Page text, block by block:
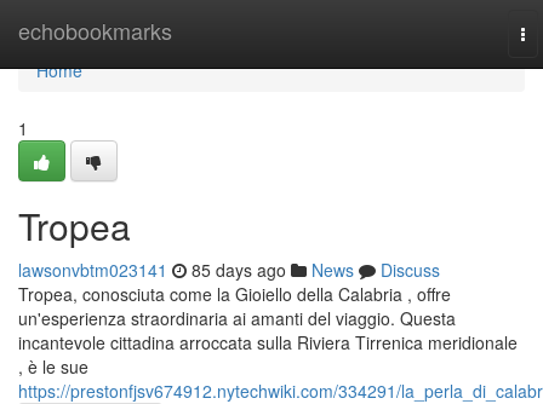
echobookmarks
Home
Home
1
Tropea
lawsonvbtm023141 85 days ago News
Discuss
Tropea, conosciuta come la Gioiello della Calabria , offre
un'esperienza straordinaria ai amanti del viaggio. Questa
incantevole cittadina arroccata sulla Riviera Tirrenica meridionale
, è le sue
https://prestonfjsv674912.nytechwiki.com/334291/